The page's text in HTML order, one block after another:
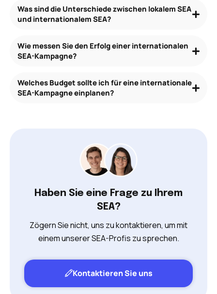
Haben Sie eine Frage zu Ihrem
SEA?
Zögern Sie nicht, uns zu kontaktieren, um mit
einem unserer SEA-Profis zu sprechen.
Kontaktieren Sie uns
Was sind die Unterschiede zwischen lokalem SEA
und internationalem SEA?
Wie messen Sie den Erfolg einer internationalen
SEA-Kampagne?
Welches Budget sollte ich für eine internationale
SEA-Kampagne einplanen?